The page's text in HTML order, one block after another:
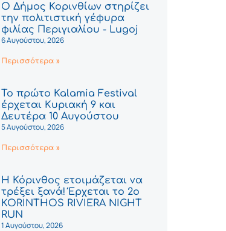
Ο Δήμος Κορινθίων στηρίζει
την πολιτιστική γέφυρα
φιλίας Περιγιαλίου - Lugoj
6 Αυγούστου, 2026
Περισσότερα »
Το πρώτο Kalamia Festival
έρχεται Κυριακή 9 και
Δευτέρα 10 Αυγούστου
5 Αυγούστου, 2026
Περισσότερα »
Η Κόρινθος ετοιμάζεται να
τρέξει ξανά! Έρχεται το 2ο
KORINTHOS RIVIERA NIGHT
RUN
1 Αυγούστου, 2026